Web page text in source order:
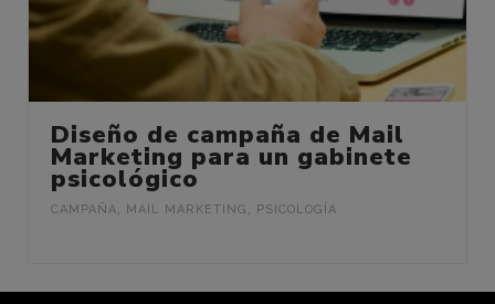
Diseño de campaña de Mail
Marketing para un gabinete
psicológico
CAMPAÑA, MAIL MARKETING , PSICOLOGÍA